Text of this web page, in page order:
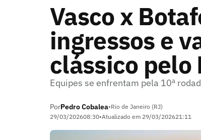
Vasco x
ingressos e
clássico pelo
Equipes se enfrentam pela 10ª
PorPedro Cobalea•Rio de Janeiro (RJ)
29/03/202608:30•Atualizado em 29/03/202621:11